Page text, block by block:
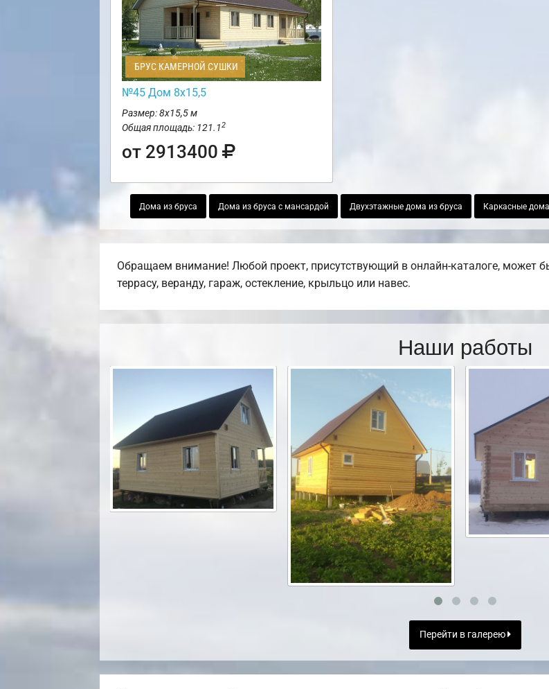
БРУС КАМЕРНОЙ СУШКИ
№45 Дом 8х15,5
Размер: 8х15,5 м
Общая площадь: 121.12
от 2913400
Дома из бруса Дома из бруса с мансардой Двухэтажные дома из бруса Каркасные
Обращаем внимание! Любой проект, присутствующий в онлайн-каталоге, может
террасу, веранду, гараж, остекление, крыльцо или навес.
Наши работы
Перейти в галерею